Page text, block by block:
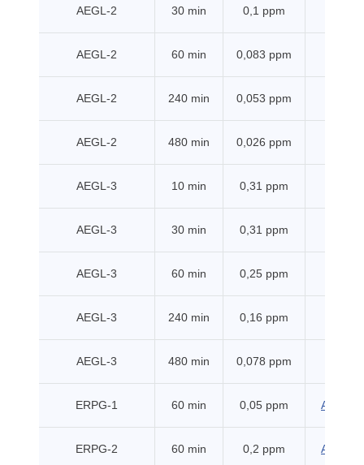
AEGL-2 30 min 0,1 ppm
AEGL-2 60 min 0,083 ppm
AEGL-2 240 min 0,053 ppm
AEGL-2 480 min 0,026 ppm
AEGL-3 10 min 0,31 ppm
AEGL-3 30 min 0,31 ppm
AEGL-3 60 min 0,25 ppm
AEGL-3 240 min 0,16 ppm
AEGL-3 480 min 0,078 ppm
ERPG-1 60 min 0,05 ppm AIHA
ERPG-2 60 min 0,2 ppm AIHA